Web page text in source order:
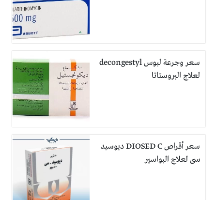
سعر وجرعة لبوس decongestyl
لعلاج البروستاتا
سعر أقراص DIOSED C ديوسيد
سى لعلاج البواسير